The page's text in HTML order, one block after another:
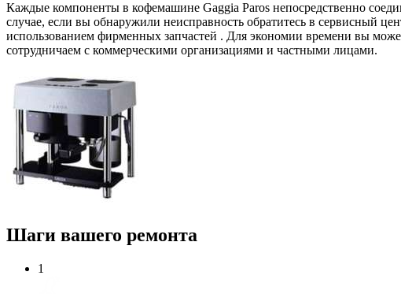
Каждые компоненты в кофемашине Gaggia Paros непосредственно
случае, если вы обнаружили неисправность обратитесь в сервисный
использованием фирменных запчастей . Для экономии времени вы
сотрудничаем с коммерческими организациями и частными лицами.
Шаги вашего ремонта
1